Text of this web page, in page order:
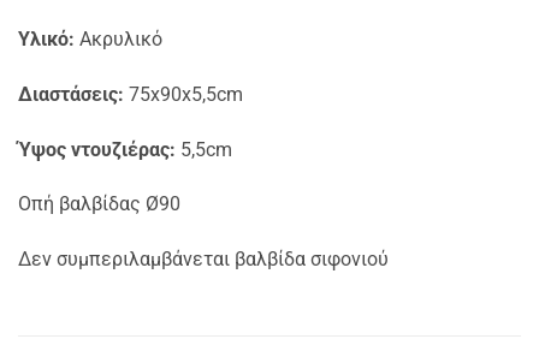
Υλικό: Ακρυλικό
Διαστάσεις: 75x90x5,5cm
Ύψος ντουζιέρας: 5,5cm
Οπή βαλβίδας Ø90
Δεν συμπεριλαμβάνεται βαλβίδα σιφονιού